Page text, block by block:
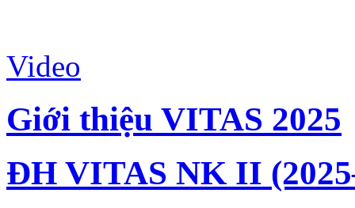
Video
Giới thiệu VITAS 2025
ĐH VITAS NK II